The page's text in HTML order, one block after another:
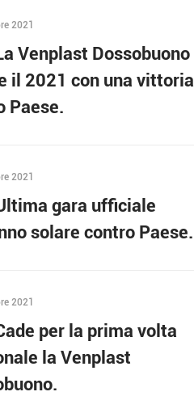
2021
Venplast Dossobuono
il 2021 con una vittoria
Paese.
2021
gara ufficiale
solare contro Paese.
2021
per la prima volta
la Venplast